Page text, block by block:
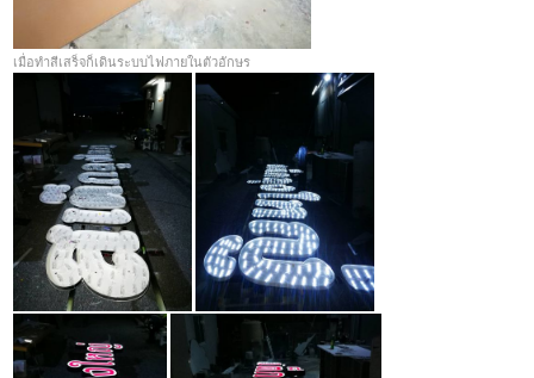
เมื่อทำสีเสร็จก็เดินระบบไฟภายในตัวอักษร